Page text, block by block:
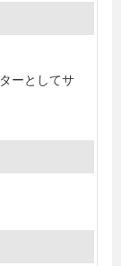
ーとしてサ